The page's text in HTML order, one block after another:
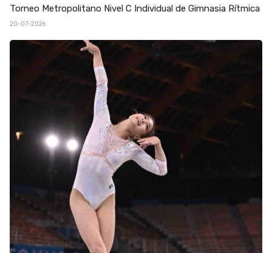
Torneo Metropolitano Nivel C Individual de Gimnasia Rítmica
20-07-2026